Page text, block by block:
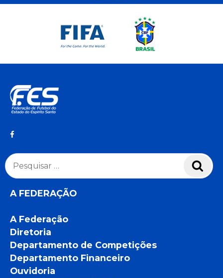
Pesquisar
por:
A FEDERAÇÃO
A Federação
Diretoria
Departamento de Competições
Departamento Financeiro
Ouvidoria